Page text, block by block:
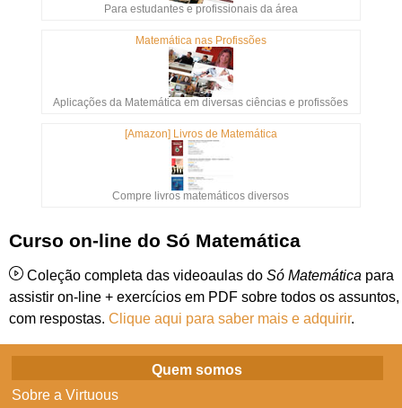
Para estudantes e profissionais da área
Matemática nas Profissões
Aplicações da Matemática em diversas ciências e profissões
[Amazon] Livros de Matemática
Compre livros matemáticos diversos
Curso on-line do Só Matemática
Coleção completa das videoaulas do Só Matemática para
assistir on-line + exercícios em PDF sobre todos os assuntos,
com respostas. Clique aqui para saber mais e adquirir.
Quem somos
Sobre a Virtuous